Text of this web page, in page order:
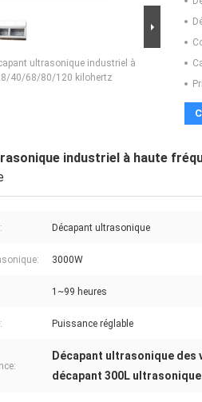
ultrasonique industriel à
40/68/80/120 kilohertz
industriel à haute
Décapant ultrasonique
3000W
1~99 heures
Puissance réglable
Décapant ultrasonique des
décapant 300L